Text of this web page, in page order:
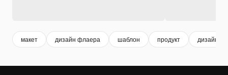
макет дизайн флаера шаблон продукт дизайн